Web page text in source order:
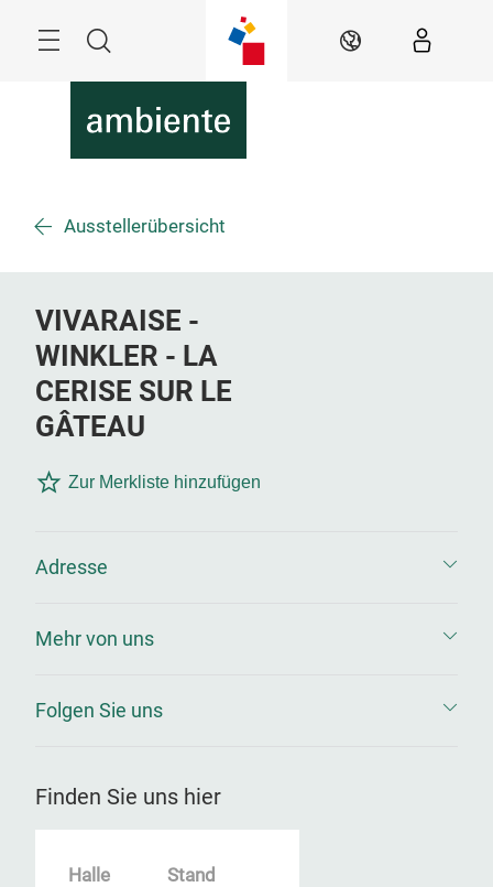
Suche DE
Ausstellerübersicht
VIVARAISE -
WINKLER - LA
CERISE SUR LE
GÂTEAU
Zur Merkliste hinzufügen
Adresse
Mehr von uns
Folgen Sie uns
Finden Sie uns hier
Halle Stand